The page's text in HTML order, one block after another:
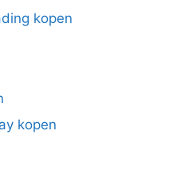
kopen
kopen